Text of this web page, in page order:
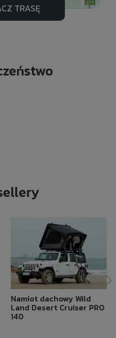
TRASĘ
Namiot dachowy Wild
Land Desert Cruiser PRO
140